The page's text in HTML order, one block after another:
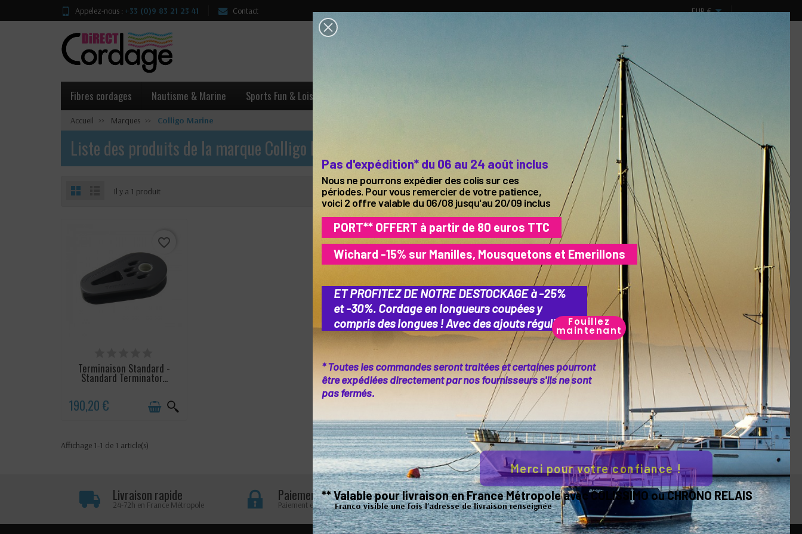
Appelez-nous : +33 (0)9 83 21 23 41 Contact EUR€
Mon compte
Connexion
Fibres cordages Nautisme & Marine Sports Fun & Loisirs Design & Spectacles DESTOCKAGE !
Accueil Marques Colligo Marine
Liste des produits de la marque Colligo Marine
Il y a 1 produit Trie par : Pertinence
PAR E-MAIL
favorite_border
Terminaison Standard -
Standard Terminator...
190,20 €
Affichage 1-1 de 1 article(s)
Livraison rapide
24-72h en France Métropole
Paiement sécurisé
Paiement en ligne 100% sécurisé
Retours faciles
Retours possibles pendant 14 jours
Service client
Du lundi au vendredi de 9h à 18h
Nous ne pourrons expédier des colis sur ces
périodes. Pour vous remercier de votre patience,
voici 2 offre valable du 06/08 jusqu'au 20/09 inclus
PORT** OFFERT à partir de 80 euros TTC
Wichard -15% sur Manilles, Mousquetons et Emerillons
ET PROFITEZ DE NOTRE DESTOCKAGE à -25%
et -30%. Cordage en longueurs coupées y
compris des longues ! Avec des ajouts réguliers.
* Toutes les commandes seront traitées et certaines pourront
être expédiées directement par nos fournisseurs s'ils ne sont
pas fermés.
Merci pour votre confiance !
** Valable pour livraison en France Métropole avec COLISSIMO ou CHRONO RELAIS
Pas d'expédition* du 06 au 24 août inclus
Franco visible une fois l'adresse de livraison renseignée
Fouillez
maintenant